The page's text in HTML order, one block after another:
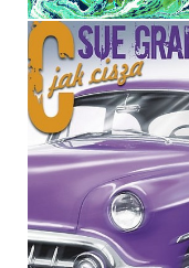
C JAK CISZA
SUE GRAFTON
OPRAWA MIĘKKA